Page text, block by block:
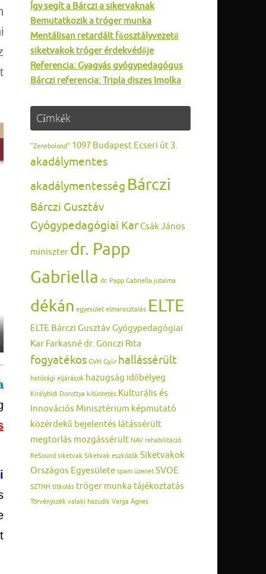
Így segít a Bárczi a sikervaknak
Bemutatkozik a tróger munka
Mentálisan retardált főosztályvezető
siketvakok tróger érdekvédője
Referencia: Gyagyás gyógypedagógus
Bárczi referencia: Tripla diszes Imolka
Címkék
"Zenebolond" 1097 Budapest Ecseri út 3.
akadálymentes
akadálymentesség Bárczi
Bárczi Gusztáv
Gyógypedagógiai KarCsák János
miniszter dr. Papp
Gabriella dr. Papp Gabriella jutalma
dékán egyesület elmarasztalás ELTE
ELTE Bárczi Gusztáv Gyógypedagógiai
Kar Farkasné dr. Gönczi Rita
fogyatékos GVH Győr hallássérült
hatósági eljárások hazugság időbélyeg
Királyhidi Dorottya kitüntetés Kulturális és
Innovációs Minisztérium képmutató
közérdekű bejelentés látássérült
megtorlás mozgássérült NAV rehabilitáció
ReSound siketvak Siketvak eszközök Siketvakok
Országos Egyesülete spam üzenet SVOE
SZTNH titkolás tróger munka tájékoztatás
Törvényszék valaki hazudik Varga Ágnes